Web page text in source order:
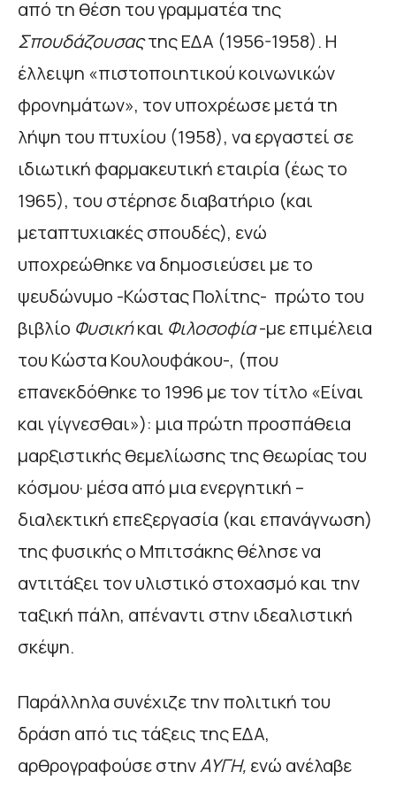
από τη θέση του γραμματέα της
Σπουδάζουσαςτης ΕΔΑ (1956-1958). Η
έλλειψη «πιστοποιητικού κοινωνικών
φρονημάτων», τον υποχρέωσε μετά τη
λήψη του πτυχίου (1958), να εργαστεί σε
ιδιωτική φαρμακευτική εταιρία (έως το
1965), του στέρησε διαβατήριο (και
μεταπτυχιακές σπουδές), ενώ
υποχρεώθηκε να δημοσιεύσει με το
ψευδώνυμο -Κώστας Πολίτης- πρώτο του
βιβλίο Φυσικήκαι Φιλοσοφία-με επιμέλεια
του Κώστα Κουλουφάκου-, (που
επανεκδόθηκε το 1996 με τον τίτλο «Είναι
και γίγνεσθαι»): μια πρώτη προσπάθεια
μαρξιστικής θεμελίωσης της θεωρίας του
κόσμου· μέσα από μια ενεργητική –
διαλεκτική επεξεργασία (και επανάγνωση)
της φυσικής ο Μπιτσάκης θέλησε να
αντιτάξει τον υλιστικό στοχασμό και την
ταξική πάλη, απέναντι στην ιδεαλιστική
σκέψη.
Παράλληλα συνέχιζε την πολιτική του
δράση από τις τάξεις της ΕΔΑ,
αρθρογραφούσε στηνΑΥΓΗ, ενώ ανέλαβε